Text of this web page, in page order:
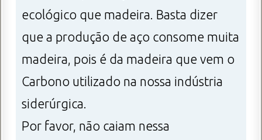
ecológico que madeira. Basta dizer
que a produção de aço consome muita
madeira, pois é da madeira que vem o
Carbono utilizado na nossa indústria
siderúrgica.
Por favor, não caiam nessa